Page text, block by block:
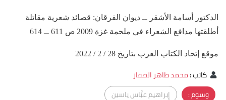
الدكتور أسامة الأشقر ــ ديوان الفرقان: قصائد شعرية مقاتلة
أطلقتها مدافع الشعراء في ملحمة غزة 2009 ص 611 ــ 614
موقع إتحاد الكتاب العرب بتاريخ 28 / 2 / 2022
كاتب:محمد طاهر الصفار
وسوم :
إِبراهيم عبَّاس ياسين